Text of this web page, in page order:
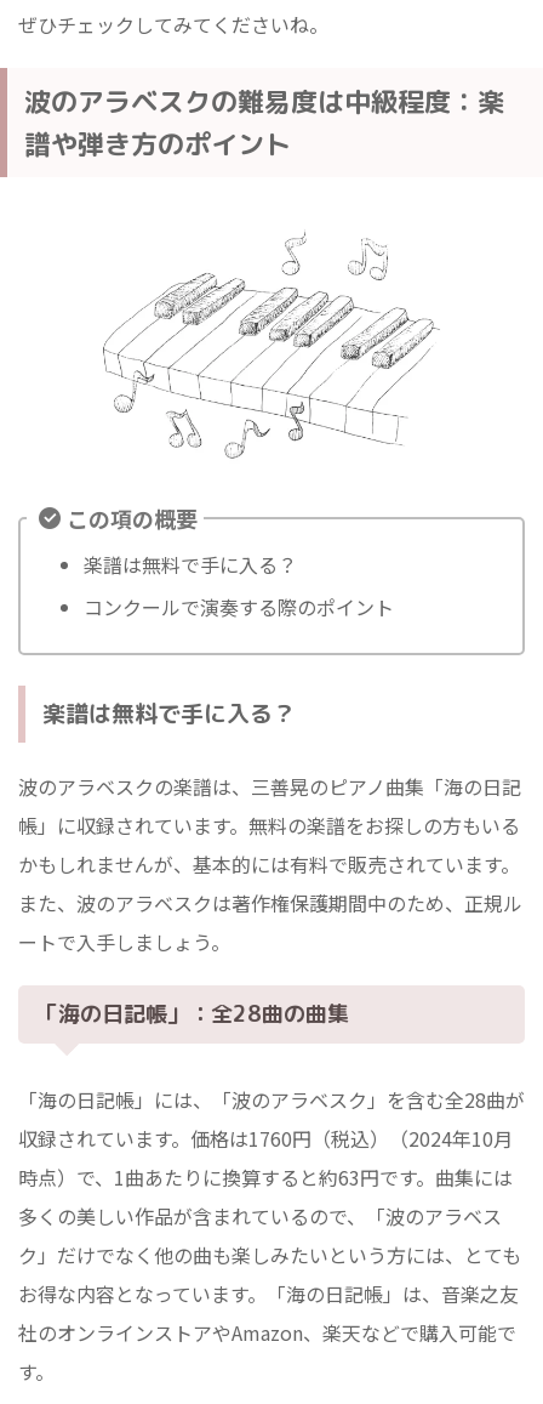
ぜひチェックしてみてくださいね。
波のアラベスクの難易度は中級程度：楽
譜や弾き方のポイント
この項の概要
楽譜は無料で手に入る？
コンクールで演奏する際のポイント
楽譜は無料で手に入る？
波のアラベスクの楽譜は、三善晃のピアノ曲集「海の日記
帳」に収録されています。無料の楽譜をお探しの方もいる
かもしれませんが、基本的には有料で販売されています。
また、波のアラベスクは著作権保護期間中のため、正規ル
ートで入手しましょう。
「海の日記帳」：全28曲の曲集
「海の日記帳」には、「波のアラベスク」を含む全28曲が
収録されています。価格は1760円（税込）（2024年10月
時点）で、1曲あたりに換算すると約63円です。曲集には
多くの美しい作品が含まれているので、「波のアラベス
ク」だけでなく他の曲も楽しみたいという方には、とても
お得な内容となっています。「海の日記帳」は、音楽之友
社のオンラインストアやAmazon、楽天などで購入可能で
す。